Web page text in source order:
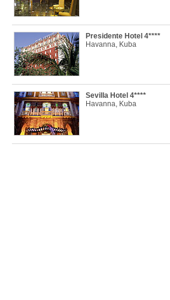
Presidente Hotel 4****
Havanna, Kuba
Sevilla Hotel 4****
Havanna, Kuba